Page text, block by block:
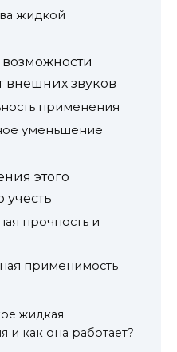
жидкой
звуков
применения
уменьшение
этого
учесть
прочность и
применимость
жидкая
и как она работает?